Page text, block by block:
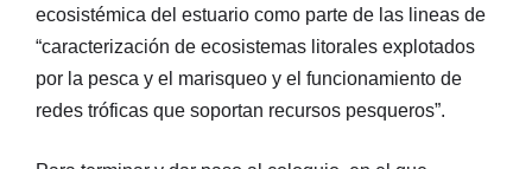
ecosistémica del estuario como parte de las lineas de
“caracterización de ecosistemas litorales explotados
por la pesca y el marisqueo y el funcionamiento de
redes tróficas que soportan recursos pesqueros”.